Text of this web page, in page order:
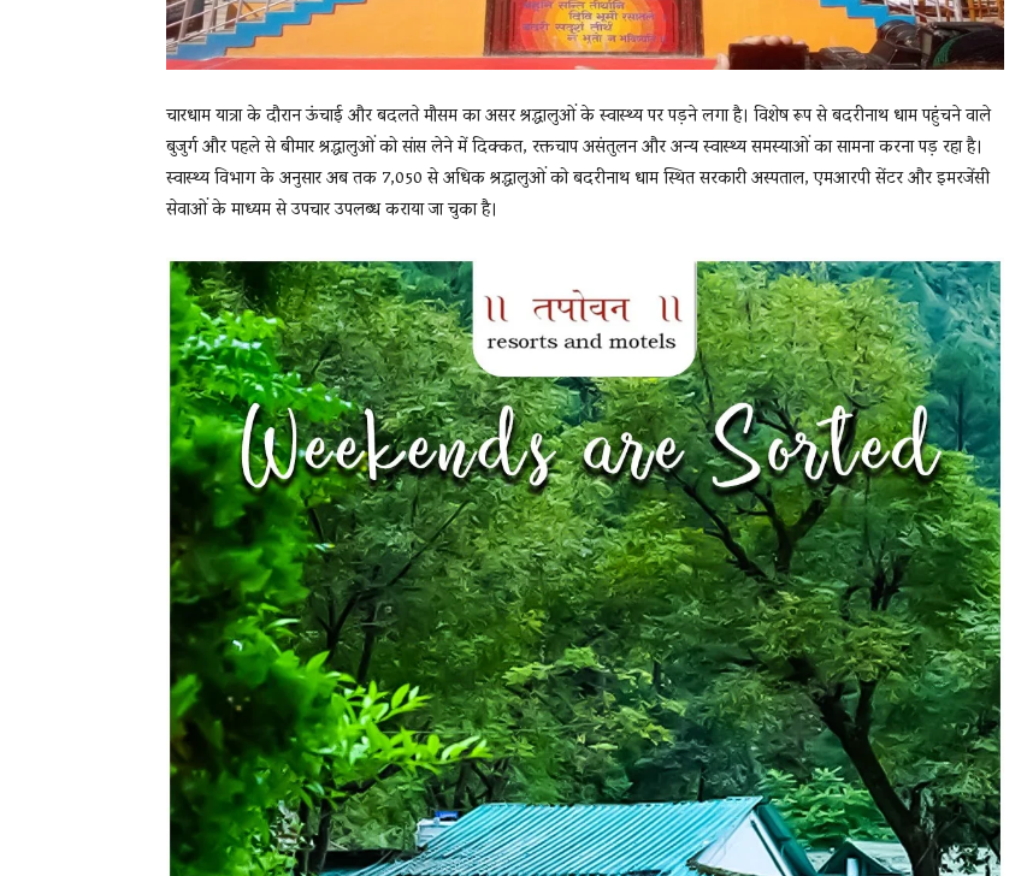
चारधाम यात्रा के दौरान ऊंचाई और बदलते मौसम का असर श्रद्धालुओं के स्वास्थ्य पर पड़ने लगा है। विशेष रूप से बदरीनाथ धाम पहुंचने वाले
बुजुर्ग और पहले से बीमार श्रद्धालुओं को सांस लेने में दिक्कत, रक्तचाप असंतुलन और अन्य स्वास्थ्य समस्याओं का सामना करना पड़ रहा है।
स्वास्थ्य विभाग के अनुसार अब तक 7,050 से अधिक श्रद्धालुओं को बदरीनाथ धाम स्थित सरकारी अस्पताल, एमआरपी सेंटर और इमरजेंसी
सेवाओं के माध्यम से उपचार उपलब्ध कराया जा चुका है।